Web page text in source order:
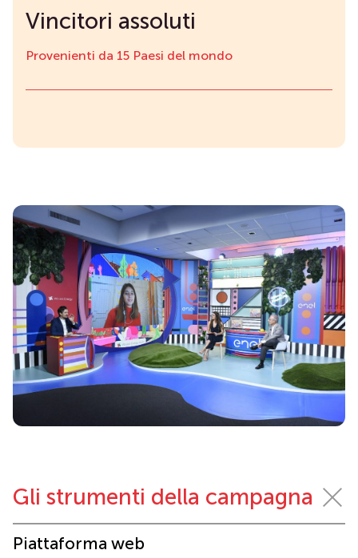
Vincitori assoluti
Provenienti da 15 Paesi del mondo
Gli strumenti della campagna
Piattaforma web